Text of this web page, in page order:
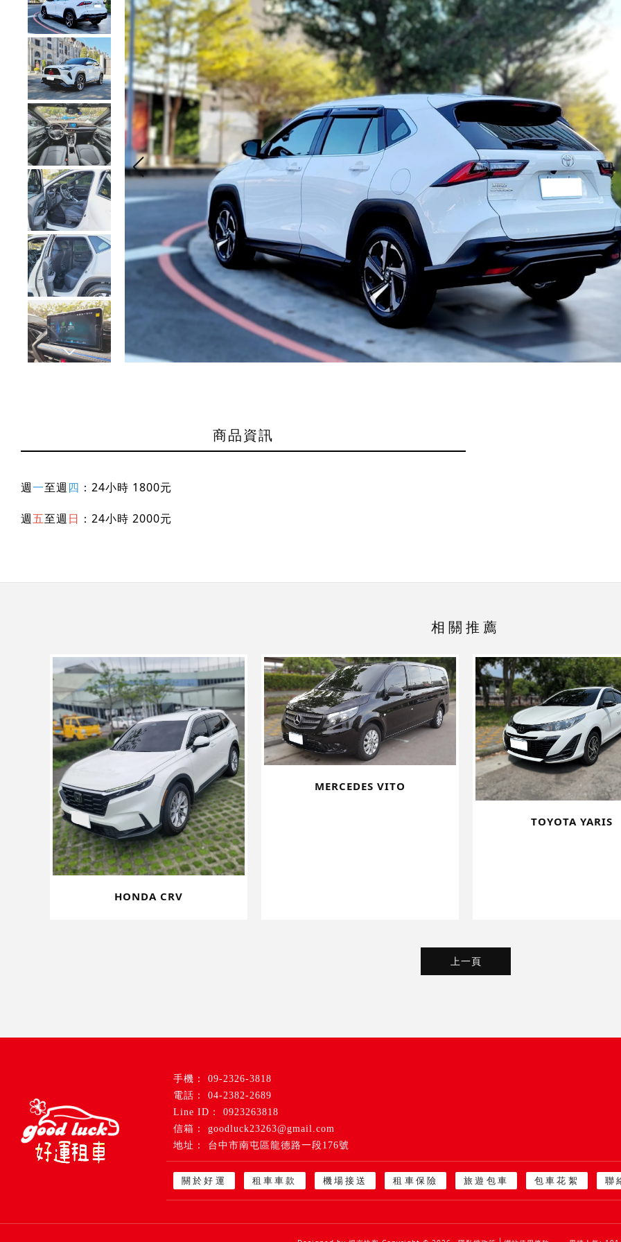
商品資訊
週一至週 四 ：24小時 1800元
週五至週 日 ：24小時 2000元
HONDA CRV
MERCEDES VITO
TOYOTA YARIS
上一頁
0923263818
04-2382-2689
09-2326-3818
goodluck23263@gmail.com
台中市南屯區龍德路一段176號
關於好運 租車車款 機場接送 租車保險 旅遊包車 包車花絮 聯